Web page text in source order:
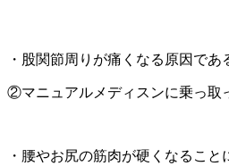
・股関節周りが痛くなる原因
②マニュアルメディスンに乗っ
・腰やお尻の筋肉が硬くなるこ